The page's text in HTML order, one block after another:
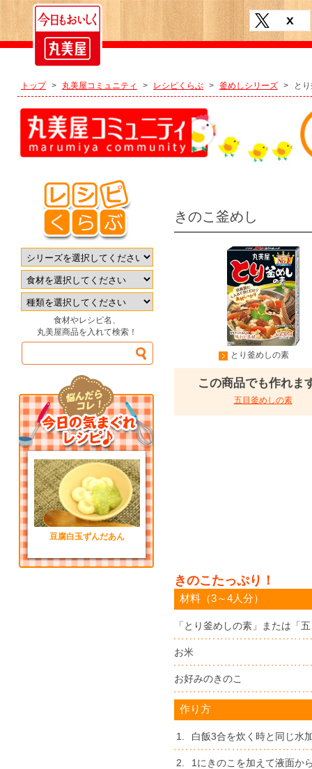
トップ > 丸美屋コミュニティ > レシピくらぶ > 釜めしシリーズ > と
食材やレシピ名、
丸美屋商品を入れて検索！
豆腐白玉ずんだあん
きのこ釜めし
とり釜めしの素
この商品でも作れま
五目釜めしの素
きのこたっぷり！
材料（3～4人分）
「とり釜めしの素」または「
お米
お好みのきのこ
作り方
1. 白飯3合を炊く時と同じ水
2.
1にきのこを加えて液面か